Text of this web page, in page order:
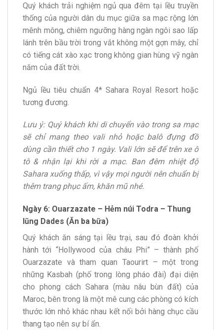
Quý khách trải nghiệm ngủ qua đêm tại lều truyền
thống của người dân du mục giữa sa mạc rộng lớn
mênh mông, chiêm ngưỡng hàng ngàn ngôi sao lấp
lánh trên bầu trời trong vắt không một gợn mây, chỉ
có tiếng cát xào xạc trong không gian hùng vỹ ngàn
năm của đất trời.
Ngủ lều tiêu chuẩn 4* Sahara Royal Resort hoặc
tương đương.
Lưu ý: Quý khách khi di chuyển vào trong sa mạc
sẽ chỉ mang theo vali nhỏ hoặc balô đựng đồ
dùng cần thiết cho 1 ngày. Vali lớn sẽ để trên xe ô
tô & nhận lại khi rời a mạc. Ban đêm nhiệt độ
Sahara xuống thấp, vì vậy mọi người nên chuẩn bị
thêm trang phục ấm, khăn mũ nhé.
Ngày 6: Ouarzazate – Hẻm núi Todra – Thung
lũng Dades (Ăn ba bữa)
Quý khách ăn sáng tại lều trại, sau đó đoàn khởi
hành tới “Hollywood của châu Phi” – thành phố
Ouarzazate và tham quan Taourirt – một trong
những Kasbah (phố trong lòng pháo đài) đại diện
cho phong cách Sahara (màu nâu bùn đất) của
Maroc, bên trong là một mê cung các phòng có kích
thước lớn nhỏ khác nhau kết nối bởi hàng chục cầu
thang tạo nên sự bí ẩn.